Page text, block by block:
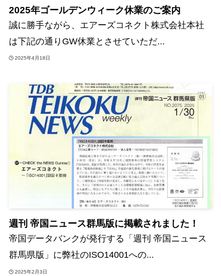
2025年ゴールデンウィーク休業のご案内
誠に勝手ながら、エアーズコネクト株式会社本社
は下記の通りGW休業とさせていただ...
2025年4月18日
週刊 帝国ニュース群馬版に掲載されました！
帝国データバンクが発行する「週刊 帝国ニュース
群馬県版」に弊社のISO14001への...
2025年2月3日